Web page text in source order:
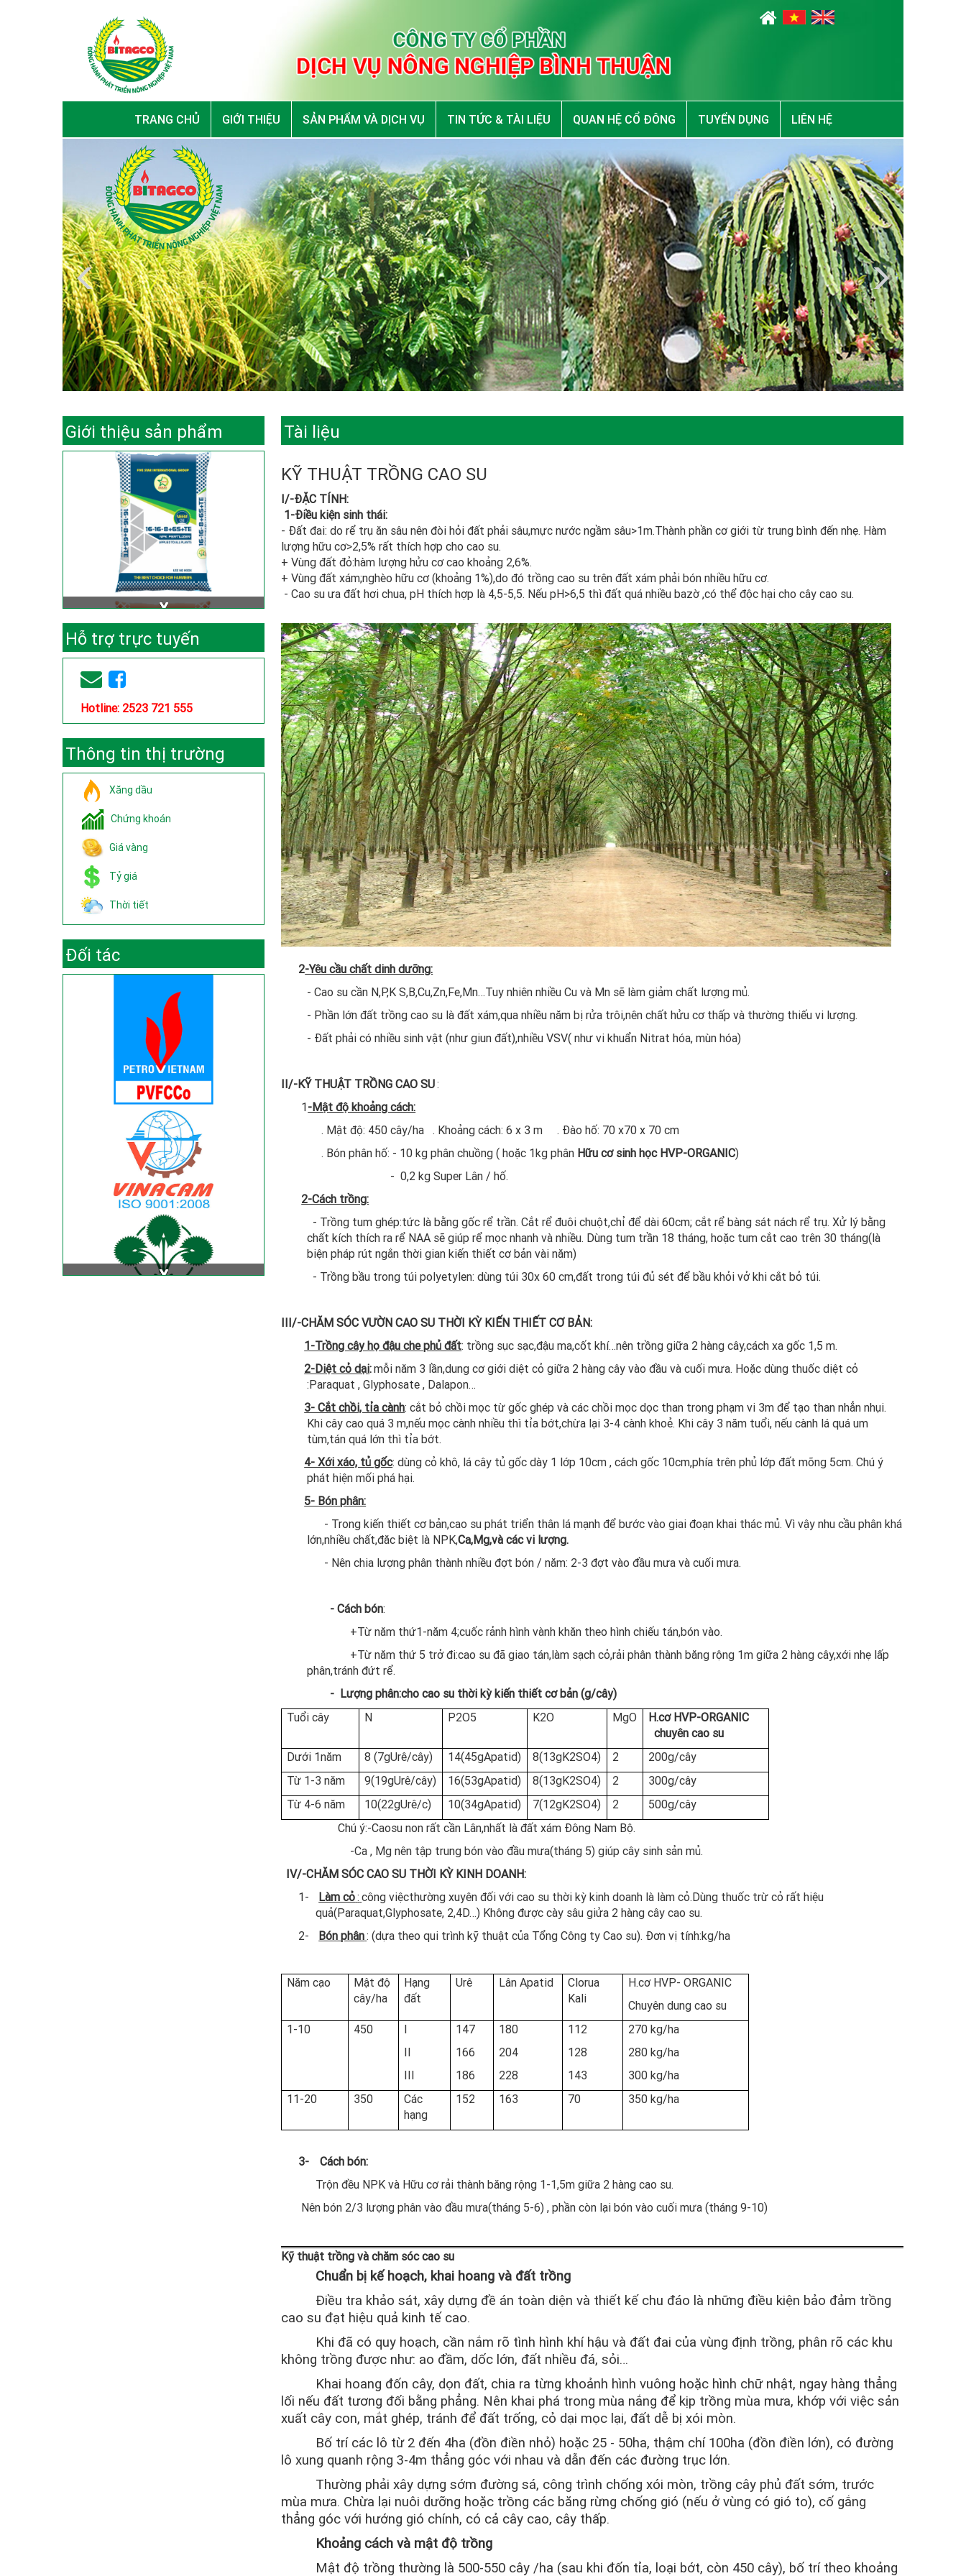
TRANG CHỦ GIỚI THIỆU SẢN PHẨM VÀ DỊCH VỤ TIN TỨC & TÀI LIỆU QUAN HỆ CỔ ĐÔNG TUYỂN DỤNG LIÊN HỆ
Giới thiệu sản phẩm
Hỗ trợ trực tuyến
Hotline: 2523 721 555
Thông tin thị trường
Xăng dầu
Chứng khoán
Giá vàng
Tỷ giá
Thời tiết
Đối tác
Tài liệu
KỸ THUẬT TRỒNG CAO SU
I/-ĐẶC TÍNH:
1-Điều kiện sinh thái:
- Đất đai: do rể trụ ăn sâu nên đòi hỏi đất phải sâu,mực nước ngầm sâu>1m.Thành phần cơ giới từ trung bình đến nhẹ. Hàm
lượng hữu cơ>2,5% rất thích hợp cho cao su.
+ Vùng đất đỏ:hàm lượng hửu cơ cao khoảng 2,6%.
+ Vùng đất xám;nghèo hữu cơ (khoảng 1%),do đó trồng cao su trên đất xám phải bón nhiều hữu cơ.
- Cao su ưa đất hơi chua, pH thích hợp là 4,5-5,5. Nếu pH>6,5 thì đất quá nhiều bazờ ,có thể độc hại cho cây cao su.
2-Yêu cầu chất dinh dưỡng:
- Cao su cần N,P,K S,B,Cu,Zn,Fe,Mn…Tuy nhiên nhiều Cu và Mn sẽ làm giảm chất lượng mủ.
- Phần lớn đất trồng cao su là đất xám,qua nhiều năm bị rửa trôi,nên chất hửu cơ thấp và thường thiếu vi lượng.
- Đất phải có nhiều sinh vật (như giun đất),nhiều VSV( như vi khuẩn Nitrat hóa, mùn hóa)
II/-KỸ THUẬT TRỒNG CAO SU:
1-Mật độ khoảng cách:
. Mật độ: 450 cây/ha . Khoảng cách: 6 x 3 m . Đào hố: 70 x70 x 70 cm
. Bón phân hố: - 10 kg phân chuồng ( hoặc 1kg phân Hữu cơ sinh học HVP-ORGANIC)
- 0,2 kg Super Lân / hố.
2-Cách trồng:
- Trồng tum ghép:tức là bằng gốc rể trần. Cắt rể đuôi chuột,chỉ để dài 60cm; cắt rể bàng sát nách rể trụ. Xử lý bằng
chất kích thích ra rể NAA sẽ giúp rể mọc nhanh và nhiều. Dùng tum trần 18 tháng, hoặc tum cắt cao trên 30 tháng(là
biện pháp rút ngắn thời gian kiến thiết cơ bản vài năm)
- Trồng bầu trong túi polyetylen: dùng túi 30x 60 cm,đất trong túi đủ sét để bầu khỏi vở khi cắt bỏ túi.
III/-CHĂM SÓC VƯỜN CAO SU THỜI KỲ KIẾN THIẾT CƠ BẢN:
1-Trồng cây họ đậu che phủ đất: trồng sục sạc,đậu ma,cốt khí…nên trồng giữa 2 hàng cây,cách xa gốc 1,5 m.
2-Diệt cỏ dại:mỗi năm 3 lần,dung cơ giới diệt cỏ giữa 2 hàng cây vào đầu và cuối mưa. Hoặc dùng thuốc diệt cỏ
:Paraquat , Glyphosate , Dalapon…
3- Cắt chồi, tỉa cành: cắt bỏ chồi mọc từ gốc ghép và các chồi mọc dọc than trong phạm vi 3m để tạo than nhẳn nhụi.
Khi cây cao quá 3 m,nếu mọc cành nhiều thì tỉa bớt,chừa lại 3-4 cành khoẻ. Khi cây 3 năm tuổi, nếu cành lá quá um
tùm,tán quá lớn thì tỉa bớt.
4- Xới xáo, tủ gốc: dùng cỏ khô, lá cây tủ gốc dày 1 lớp 10cm , cách gốc 10cm,phía trên phủ lớp đất mõng 5cm. Chú ý
phát hiện mối phá hại.
5- Bón phân:
- Trong kiến thiết cơ bản,cao su phát triển thân lá mạnh để bước vào giai đoạn khai thác mủ. Vì vậy nhu cầu phân khá
lớn,nhiều chất,đăc biệt là NPK,Ca,Mg,và các vi lượng.
- Nên chia lượng phân thành nhiều đợt bón / năm: 2-3 đợt vào đầu mưa và cuối mưa.
- Cách bón:
+Từ năm thứ1-năm 4;cuốc rảnh hình vành khăn theo hình chiếu tán,bón vào.
+Từ năm thứ 5 trở đi:cao su đã giao tán,làm sạch cỏ,rải phân thành băng rộng 1m giữa 2 hàng cây,xới nhẹ lấp
phân,tránh đứt rể.
- Lượng phân:cho cao su thời kỳ kiến thiết cơ bản (g/cây)
Tuổi cây
N P2O5 K2O MgO
H.cơ HVP-ORGANIC
chuyên cao su
Dưới 1năm
8 (7gUrê/cây) 14(45gApatid) 8(13gK2SO4) 2
200g/cây
Từ 1-3 năm
9(19gUrê/cây) 16(53gApatid) 8(13gK2SO4) 2
300g/cây
Từ 4-6 năm
10(22gUrê/c) 10(34gApatid) 7(12gK2SO4) 2
500g/cây
Chú ý:-Caosu non rất cần Lân,nhất là đất xám Đông Nam Bộ.
-Ca , Mg nên tập trung bón vào đầu mưa(tháng 5) giúp cây sinh sản mủ.
IV/-CHĂM SÓC CAO SU THỜI KỲ KINH DOANH:
1-
Làm cỏ: công việcthường xuyên đối với cao su thời kỳ kinh doanh là làm cỏ.Dùng thuốc trừ cỏ rất hiệu
quả(Paraquat,Glyphosate, 2,4D…) Không được cày sâu giửa 2 hàng cây cao su.
2-
Bón phân: (dựa theo qui trình kỹ thuật của Tổng Công ty Cao su). Đơn vị tính:kg/ha
Năm cạo
Mật độ
cây/ha
Hạng
đất
Urê Lân Apatid
Clorua
Kali
H.cơ HVP- ORGANIC
Chuyên dung cao su
1-10
450
I
II
III
147
166
186
180
204
228
112
128
143
270 kg/ha
280 kg/ha
300 kg/ha
11-20
350
Các
hạng
152 163 70 350 kg/ha
3-
Cách bón:
Trộn đều NPK và Hữu cơ rải thành băng rộng 1-1,5m giữa 2 hàng cao su.
Nên bón 2/3 lượng phân vào đầu mưa(tháng 5-6) , phần còn lại bón vào cuối mưa (tháng 9-10)
Kỹ thuật trồng và chăm sóc cao su
Chuẩn bị kế hoạch, khai hoang và đất trồng
Điều tra khảo sát, xây dựng đề án toàn diện và thiết kế chu đáo là những điều kiện bảo đảm trồng
cao su đạt hiệu quả kinh tế cao.
Khi đã có quy hoạch, cần nắm rõ tình hình khí hậu và đất đai của vùng định trồng, phân rõ các khu
không trồng được như: ao đầm, dốc lớn, đất nhiều đá, sỏi…
Khai hoang đốn cây, dọn đất, chia ra từng khoảnh hình vuông hoặc hình chữ nhật, ngay hàng thẳng
lối nếu đất tương đối bằng phẳng. Nên khai phá trong mùa nắng để kịp trồng mùa mưa, khớp với việc sản
xuất cây con, mắt ghép, tránh để đất trống, cỏ dại mọc lại, đất dễ bị xói mòn.
Bố trí các lô từ 2 đến 4ha (đồn điền nhỏ) hoặc 25 - 50ha, thậm chí 100ha (đồn điền lớn), có đường
lô xung quanh rộng 3-4m thẳng góc với nhau và dẫn đến các đường trục lớn.
Thường phải xây dựng sớm đường sá, công trình chống xói mòn, trồng cây phủ đất sớm, trước
mùa mưa. Chừa lại nuôi dưỡng hoặc trồng các băng rừng chống gió (nếu ở vùng có gió to), cố gắng
thẳng góc với hướng gió chính, có cả cây cao, cây thấp.
Khoảng cách và mật độ trồng
Mật độ trồng thường là 500-550 cây /ha (sau khi đốn tỉa, loại bớt, còn 450 cây), bố trí theo khoảng